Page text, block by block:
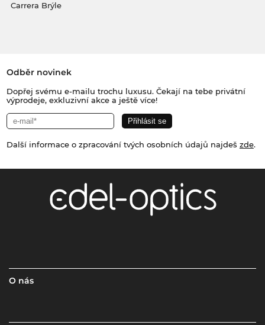
Carrera Brýle
Odběr novinek
Dopřej svému e-mailu trochu luxusu. Čekají na tebe privátní
výprodeje, exkluzivní akce a ještě více!
Další informace o zpracování tvých osobních údajů najdeš zde.
O nás